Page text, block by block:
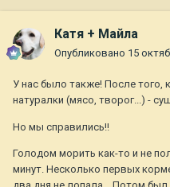
Катя + Майла
Опубликовано 15
У нас было также! После того,
натуралки (мясо, творог...) -
Но мы справились!!
Голодом морить как-то и не
минут. Несколько первых